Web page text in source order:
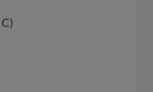
C)